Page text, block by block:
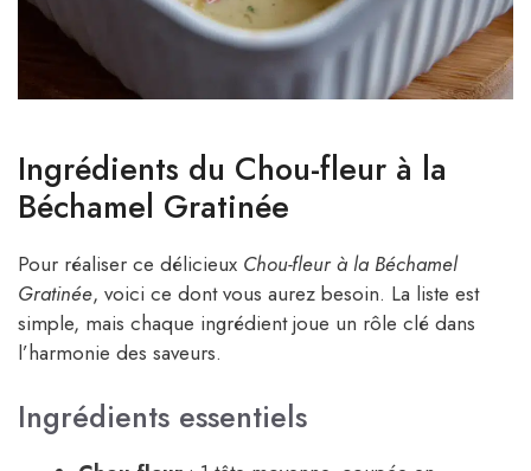
Ingrédients du Chou-fleur à la
Béchamel Gratinée
Pour réaliser ce délicieux Chou-fleur à la Béchamel
Gratinée, voici ce dont vous aurez besoin. La liste est
simple, mais chaque ingrédient joue un rôle clé dans
l’harmonie des saveurs.
Ingrédients essentiels